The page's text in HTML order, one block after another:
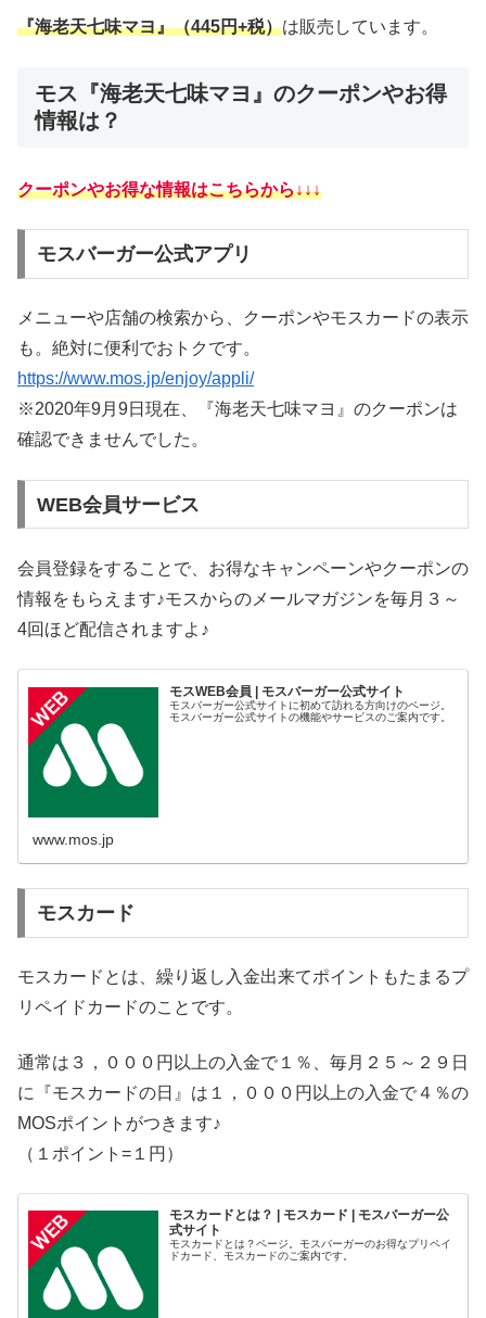
『海老天七味マヨ』（445円+税）は販売しています。
モス『海老天七味マヨ』のクーポンやお得
情報は？
クーポンやお得な情報はこちらから↓↓↓
モスバーガー公式アプリ
メニューや店舗の検索から、クーポンやモスカードの表示
も。絶対に便利でおトクです。
https://www.mos.jp/enjoy/appli/
※2020年9月9日現在、『海老天七味マヨ』のクーポンは
確認できませんでした。
WEB会員サービス
会員登録をすることで、お得なキャンペーンやクーポンの
情報をもらえます♪モスからのメールマガジンを毎月３～
4回ほど配信されますよ♪
モスWEB会員 | モスバーガー公式サイト
モスバーガー公式サイトに初めて訪れる方向けのページ。
モスバーガー公式サイトの機能やサービスのご案内です。
www.mos.jp
モスカード
モスカードとは、繰り返し入金出来てポイントもたまるプ
リペイドカードのことです。
通常は３，０００円以上の入金で１％、毎月２５～２９日
に『モスカードの日』は１，０００円以上の入金で４％の
MOSポイントがつきます♪
（１ポイント=１円）
モスカードとは？ | モスカード | モスバーガー公
式サイト
モスカードとは？ページ。モスバーガーのお得なプリペイ
ドカード、モスカードのご案内です。